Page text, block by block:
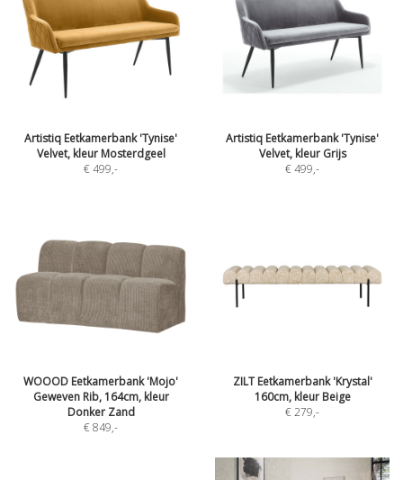
Artistiq Eetkamerbank 'Tynise'
Velvet, kleur Mosterdgeel
€ 499,-
Artistiq Eetkamerbank 'Tynise'
Velvet, kleur Grijs
€ 499,-
WOOOD Eetkamerbank 'Mojo'
Geweven Rib, 164cm, kleur
Donker Zand
€ 849,-
ZILT Eetkamerbank 'Krystal'
160cm, kleur Beige
€ 279,-